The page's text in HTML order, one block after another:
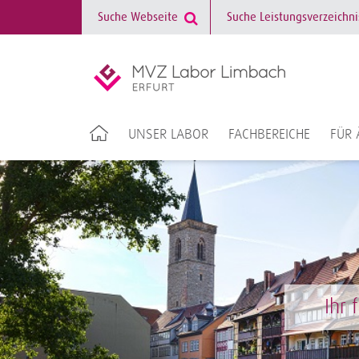
UNSER LABOR FACHBEREICHE FÜR
Ihr
Mehr als
Ihr